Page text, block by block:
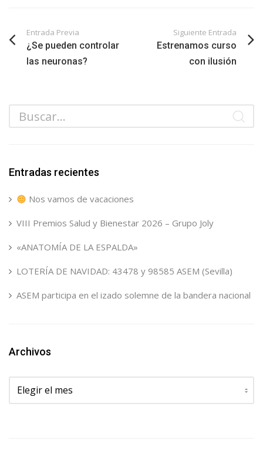
Entrada Previa
¿Se pueden controlar
las neuronas?
Siguiente Entrada
Estrenamos curso
con ilusión
Entradas recientes
Nos vamos de vacaciones
VIII Premios Salud y Bienestar 2026 – Grupo Joly
«ANATOMÍA DE LA ESPALDA»
LOTERÍA DE NAVIDAD: 43478 y 98585 ASEM (Sevilla)
ASEM participa en el izado solemne de la bandera nacional
Archivos
Archivos